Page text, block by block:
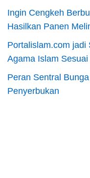
Ingin Cengkeh
Hasilkan Panen
Portalislam.com jadi
Agama Islam
Peran Sentral
Penyerbukan